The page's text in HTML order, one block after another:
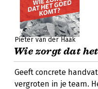
Pieter van der Haak
Wie zorgt dat
Geeft concrete
vergroten in je team.